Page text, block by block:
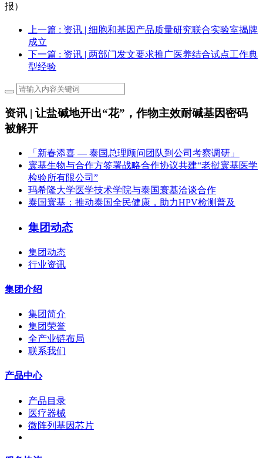
报）
上一篇 : 资讯 | 细胞和基因产品质量研究联合实验室揭牌
成立
下一篇 : 资讯 | 两部门发文要求推广医养结合试点工作典
型经验
资讯 | 让盐碱地开出“花”，作物主效耐碱基因密码
被解开
「新春添喜 — 泰国总理顾问团队到公司考察调研」
寰基生物与合作方签署战略合作协议共建“老挝寰基医学
检验所有限公司”
玛希隆大学医学技术学院与泰国寰基洽谈合作
泰国寰基：推动泰国全民健康，助力HPV检测普及
集团动态
集团动态
行业资讯
集团介绍
集团简介
集团荣誉
全产业链布局
联系我们
产品中心
产品目录
医疗器械
微阵列基因芯片